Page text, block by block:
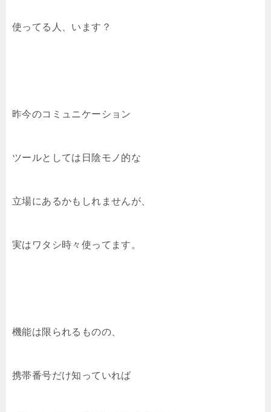
使ってる人、います？
昨今のコミュニケーション
ツールとしては日陰モノ的な
立場にあるかもしれませんが、
実はワタシ時々使ってます。
機能は限られるものの、
携帯番号だけ知っていれば